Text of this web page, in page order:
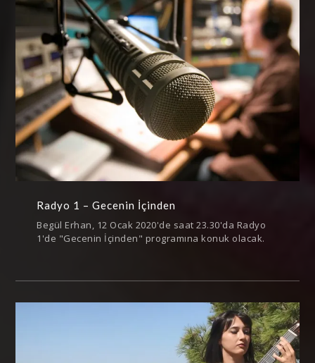
Radyo 1 – Gecenin İçinden
Begül Erhan, 12 Ocak 2020'de saat 23.30'da Radyo
1'de "Gecenin İçinden" programına konuk olacak.